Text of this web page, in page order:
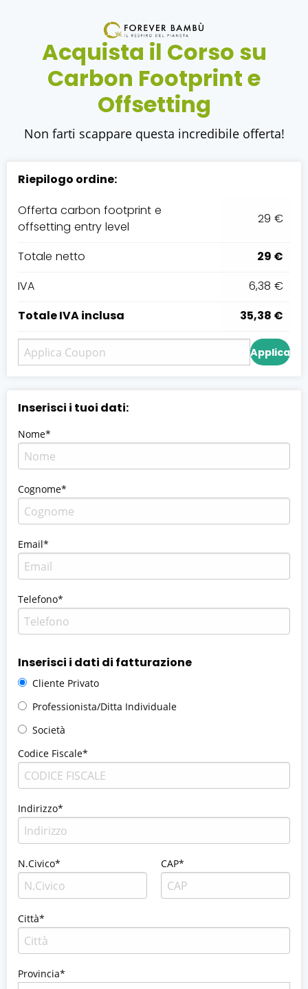
Acquista il Corso su
Carbon Footprint e
Offsetting
Non farti scappare questa incredibile offerta!
Inserisci i tuoi dati:
Nome*
Cognome*
Email*
Telefono*
Inserisci i dati di fatturazione
Cliente Privato
Professionista/Ditta Individuale
Società
Codice Fiscale*
Indirizzo*
N.Civico* CAP*
Città*
Provincia*
Riepilogo ordine:
Offerta carbon footprint e
offsetting entry level
29 €
Totale netto
29 €
IVA
6,38 €
Totale IVA inclusa
35,38 €
Applica